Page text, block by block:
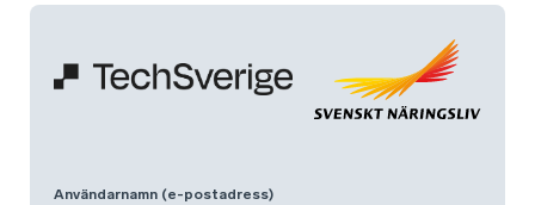
Användarnamn (e-postadress)